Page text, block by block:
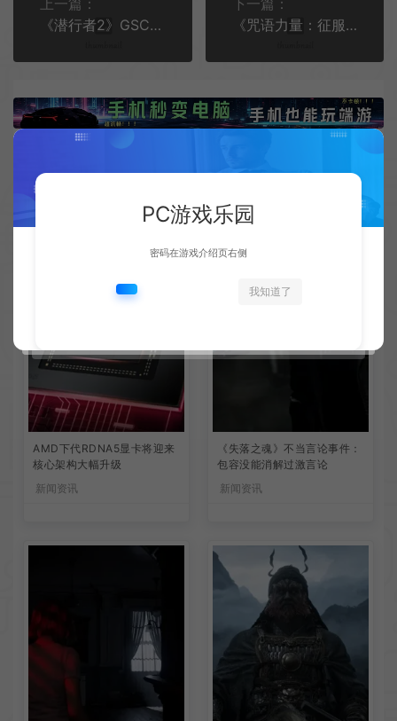
《潜行者2》GSC推出1.1.1版补丁 修复大更新BUG
《咒语力量：征服埃欧大陆》全新免费内容更新 名为“起源”
AMD下代RDNA5显卡将迎来
核心架构大幅升级
新闻资讯
《失落之魂》不当言论事件：
包容没能消解过激言论
新闻资讯
PC游戏乐园
密码在游戏介绍页右侧
我知道了